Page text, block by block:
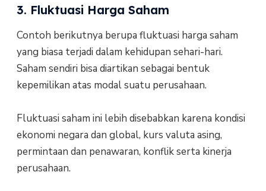
3. Fluktuasi Harga Saham
Contoh berikutnya berupa fluktuasi harga saham
yang biasa terjadi dalam kehidupan sehari-hari.
Saham sendiri bisa diartikan sebagai bentuk
kepemilikan atas modal suatu perusahaan.
Fluktuasi saham ini lebih disebabkan karena kondisi
ekonomi negara dan global, kurs valuta asing,
permintaan dan penawaran, konflik serta kinerja
perusahaan.